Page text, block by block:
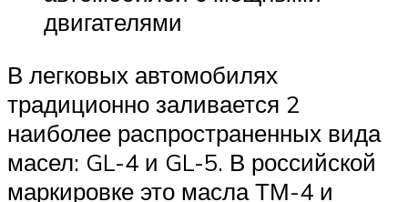
двигателями
В легковых автомобилях
традиционно заливается 2
наиболее распространенных вида
масел: GL-4 и GL-5. В российской
маркировке это масла ТМ-4 и